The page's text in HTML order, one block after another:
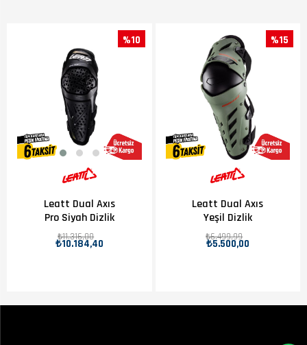
Leatt Dual Axıs
Pro Siyah Dizlik
₺10.184,40
₺11.316,00
%10
Leatt Dual Axıs
Yeşil Dizlik
₺5.500,00
₺6.499,99
%15